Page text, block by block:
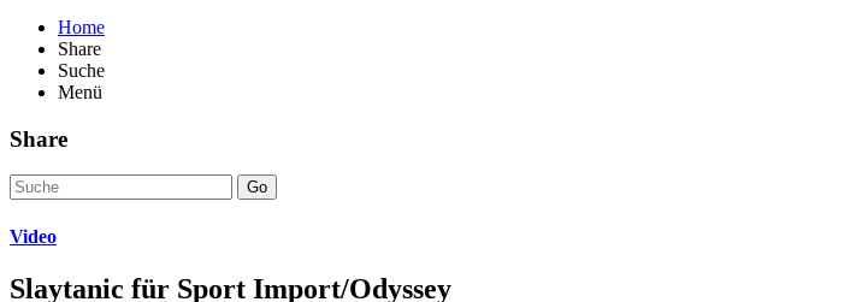
Home
Share
Suche
Menü
Share
Go
Video
Slaytanic für Sport Import/Odyssey